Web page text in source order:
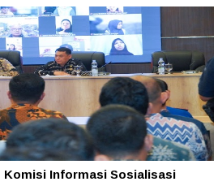
Komisi Informasi Sosialisasi